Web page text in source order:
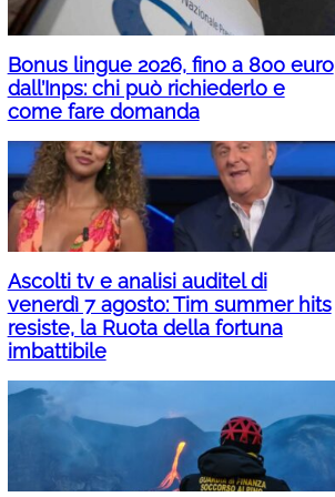
Bonus lingue 2026, fino a 800 euro
dall’Inps: chi può richiederlo e
come fare domanda
Ascolti tv e analisi auditel di
venerdì 7 agosto: Tim summer hits
resiste, la Ruota della fortuna
imbattibile